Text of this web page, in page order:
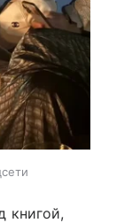
книгой,